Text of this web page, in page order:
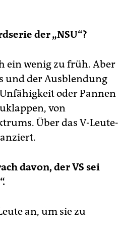
der „NSU“?
ein wenig zu früh. Aber
und der Ausblendung
oder Pannen
von
Über das V-Leute-
davon, der VS sei
an, um sie zu